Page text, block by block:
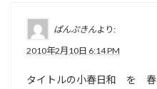
ぱんぷきんより:
2010年2月10日 6:14 PM
タイトルの小春日和 を 春